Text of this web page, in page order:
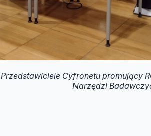
Przedstawiciele Cyfronetu promujący
Narzędzi